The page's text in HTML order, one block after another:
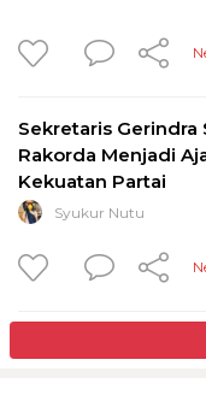
Sekretaris Gerindra
Rakorda Menjadi
Kekuatan Partai
Syukur Nutu